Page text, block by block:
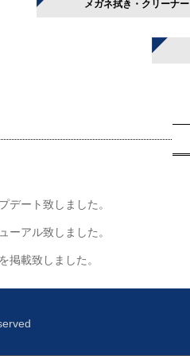
メガネ拭き・クリーナー
デート致しました。
ーアル致しました。
掲載致しました。